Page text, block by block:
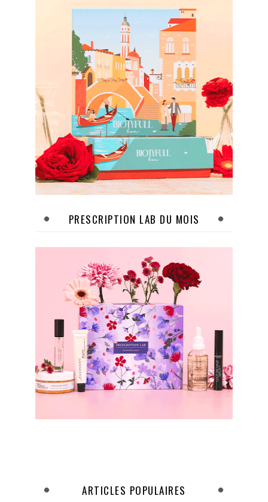
PRESCRIPTION LAB DU MOIS
ARTICLES POPULAIRES